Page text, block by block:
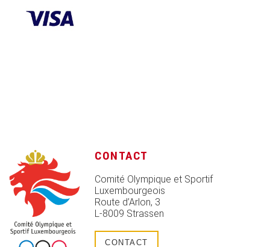
CONTACT
Comité Olympique et Sportif
Luxembourgeois
Route d’Arlon, 3
L-8009 Strassen
CONTACT